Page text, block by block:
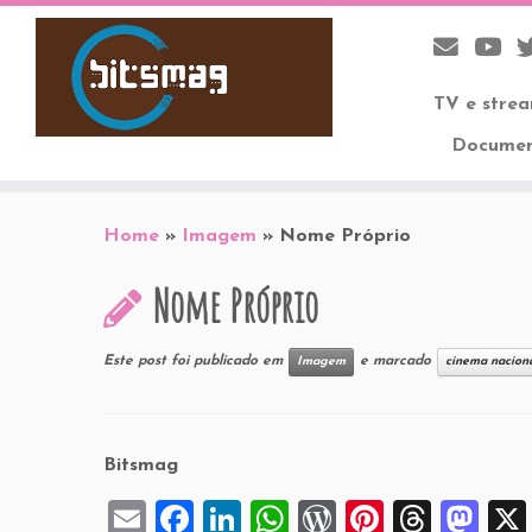
TV e
Home » Imagem » Nome Próprio
Nome Próprio
Este post foi publicado em Imagem e marcado cinema
Bitsmag
E
F
Li
W W
Pi
T
M